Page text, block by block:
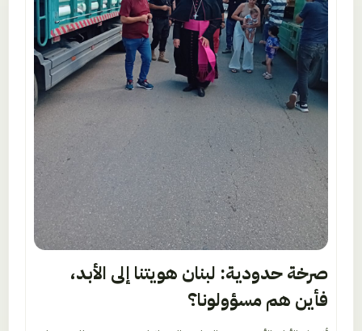
صرخة حدودية: لبنان هويتنا إلى الأبد،
فأين هم مسؤولونا؟